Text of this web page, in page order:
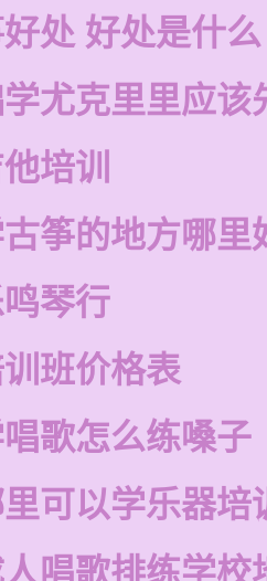
处 好处是什么
尤克里里应该
培训
筝的地方哪里
琴行
班价格表
歌怎么练嗓子
可以学乐器培
唱歌排练学校